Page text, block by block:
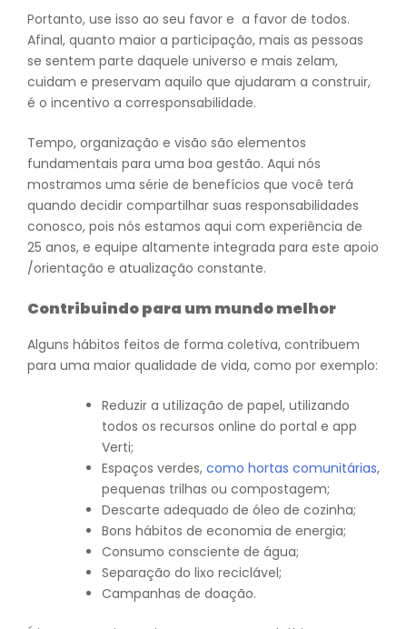
Portanto, use isso ao seu favor e a favor de todos.
Afinal, quanto maior a participação, mais as pessoas
se sentem parte daquele universo e mais zelam,
cuidam e preservam aquilo que ajudaram a construir,
é o incentivo a corresponsabilidade.
Tempo, organização e visão são elementos
fundamentais para uma boa gestão. Aqui nós
mostramos uma série de benefícios que você terá
quando decidir compartilhar suas responsabilidades
conosco, pois nós estamos aqui com experiência de
25 anos, e equipe altamente integrada para este apoio
/orientação e atualização constante.
Contribuindo para um mundo melhor
Alguns hábitos feitos de forma coletiva, contribuem
para uma maior qualidade de vida, como por exemplo:
Reduzir a utilização de papel, utilizando
todos os recursos online do portal e app
Verti;
Espaços verdes, como hortas comunitárias,
pequenas trilhas ou compostagem;
Descarte adequado de óleo de cozinha;
Bons hábitos de economia de energia;
Consumo consciente de água;
Separação do lixo reciclável;
Campanhas de doação.